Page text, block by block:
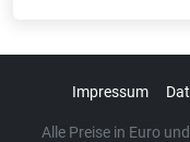
Impressum
Alle Preise in Euro